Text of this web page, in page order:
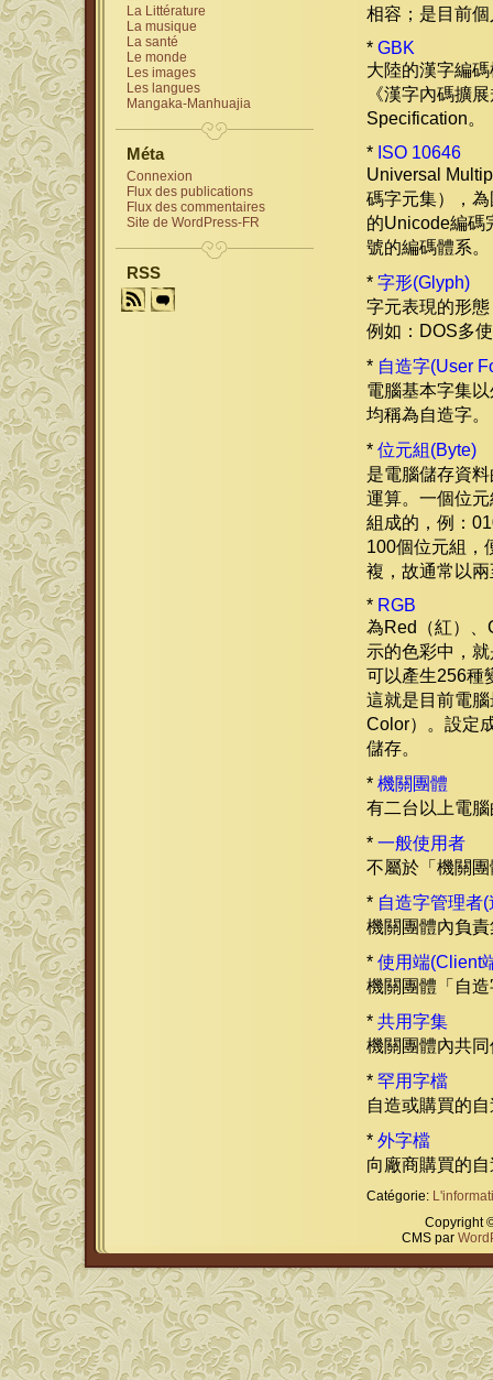
La Littérature
La musique
La santé
Le monde
Les images
Les langues
Mangaka-Manhuajia
Méta
Connexion
Flux des publications
Flux des commentaires
Site de WordPress-FR
RSS
相容；是目前
* GBK
大陸的漢字編碼
《漢字內碼擴
Specification。
* ISO 10646
Universal
碼字元集），
的Unicode編碼
號的編碼體系。
* 字形(Glyph)
字元表現的形
例如：DOS多
* 自造字(User
電腦基本字集
均稱為自造字。
* 位元組(Byte)
是電腦儲存資
運算。一個位
組成的，例：
100個位元組，
複，故通常以
* RGB
為Red（紅）、
示的色彩中，
可以產生256種
這就是目前電
Color）。設定
儲存。
* 機關團體
有二台以上電
* 一般使用者
不屬於「機關
* 自造字管理者
機關團體內負
* 使用端(Client
機關團體「自
* 共用字集
機關團體內共
* 罕用字檔
自造或購買的
* 外字檔
向廠商購買的
Catégorie:
Copyright
CMS par